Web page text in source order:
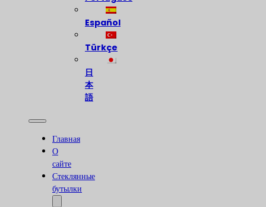
Español
Türkçe
日
本
語
Главная
О
сайте
Стеклянные
бутылки